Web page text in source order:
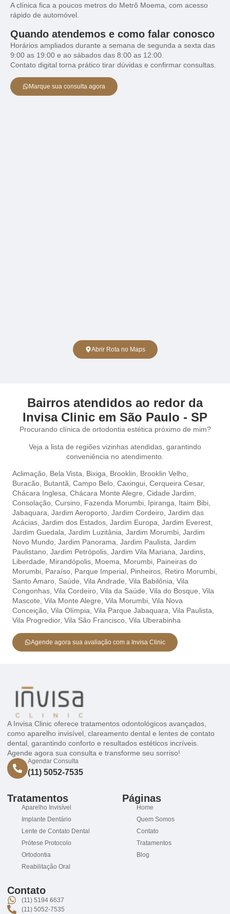
A clínica fica a poucos metros do Metrô Moema, com acesso
rápido de automóvel.
Quando atendemos e como falar conosco
Horários ampliados durante a semana de segunda a sexta das
9:00 as 19:00 e ao sábados das 8:00 as 12:00.
Contato digital torna prático tirar dúvidas e confirmar consultas.
Marque sua consulta agora
Abrir Rota no Maps
Bairros atendidos ao redor da
Invisa Clinic em São Paulo - SP
Procurando clínica de ortodontia estética próximo de mim?
Veja a lista de regiões vizinhas atendidas, garantindo
conveniência no atendimento.
Aclimação, Bela Vista, Bixiga, Brooklin, Brooklin Velho,
Buracão, Butantã, Campo Belo, Caxingui, Cerqueira Cesar,
Chácara Inglesa, Chácara Monte Alegre, Cidade Jardim,
Consolação, Cursino, Fazenda Morumbi, Ipiranga, Itaim Bibi,
Jabaquara, Jardim Aeroporto, Jardim Cordeiro, Jardim das
Acácias, Jardim dos Estados, Jardim Europa, Jardim Everest,
Jardim Guedala, Jardim Luzitânia, Jardim Morumbi, Jardim
Novo Mundo, Jardim Panorama, Jardim Paulista, Jardim
Paulistano, Jardim Petrópolis, Jardim Vila Mariana, Jardins,
Liberdade, Mirandópolis, Moema, Morumbi, Paineiras do
Morumbi, Paraíso, Parque Imperial, Pinheiros, Retiro Morumbi,
Santo Amaro, Saúde, Vila Andrade, Vila Babilônia, Vila
Congonhas, Vila Cordeiro, Vila da Saúde, Vila do Bosque, Vila
Mascote, Vila Monte Alegre, Vila Morumbi, Vila Nova
Conceição, Vila Olímpia, Vila Parque Jabaquara, Vila Paulista,
Vila Progredior, Vila São Francisco, Vila Uberabinha
Agende agora sua avaliação com a Invisa Clinic
A Invisa Clinic oferece tratamentos odontológicos avançados,
como aparelho invisível, clareamento dental e lentes de contato
dental, garantindo conforto e resultados estéticos incríveis.
Agende agora sua consulta e transforme seu sorriso!
Agendar Consulta
(11) 5052-7535
Tratamentos
Aparelho Invisível
Implante Dentário
Lente de Contato Dental
Prótese Protocolo
Ortodontia
Reabilitação Oral
Páginas
Home
Quem Somos
Contato
Tratamentos
Blog
Contato
(11) 5194 6637
(11) 5052-7535